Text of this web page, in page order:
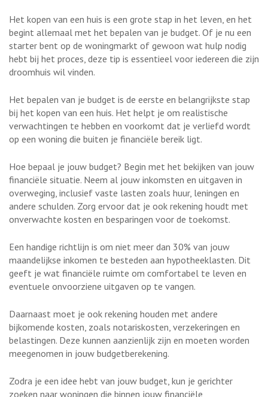
Het kopen van een huis is een grote stap in het leven, en het
begint allemaal met het bepalen van je budget. Of je nu een
starter bent op de woningmarkt of gewoon wat hulp nodig
hebt bij het proces, deze tip is essentieel voor iedereen die zijn
droomhuis wil vinden.
Het bepalen van je budget is de eerste en belangrijkste stap
bij het kopen van een huis. Het helpt je om realistische
verwachtingen te hebben en voorkomt dat je verliefd wordt
op een woning die buiten je financiële bereik ligt.
Hoe bepaal je jouw budget? Begin met het bekijken van jouw
financiële situatie. Neem al jouw inkomsten en uitgaven in
overweging, inclusief vaste lasten zoals huur, leningen en
andere schulden. Zorg ervoor dat je ook rekening houdt met
onverwachte kosten en besparingen voor de toekomst.
Een handige richtlijn is om niet meer dan 30% van jouw
maandelijkse inkomen te besteden aan hypotheeklasten. Dit
geeft je wat financiële ruimte om comfortabel te leven en
eventuele onvoorziene uitgaven op te vangen.
Daarnaast moet je ook rekening houden met andere
bijkomende kosten, zoals notariskosten, verzekeringen en
belastingen. Deze kunnen aanzienlijk zijn en moeten worden
meegenomen in jouw budgetberekening.
Zodra je een idee hebt van jouw budget, kun je gerichter
zoeken naar woningen die binnen jouw financiële